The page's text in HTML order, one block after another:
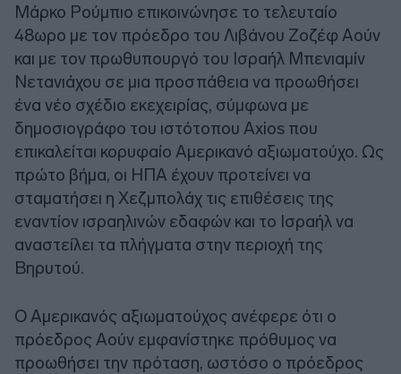
Μάρκο Ρούμπιο επικοινώνησε το τελευταίο
48ωρο με τον πρόεδρο του Λιβάνου Ζοζέφ Αούν
και με τον πρωθυπουργό του Ισραήλ Μπενιαμίν
Νετανιάχου σε μια προσπάθεια να προωθήσει
ένα νέο σχέδιο εκεχειρίας, σύμφωνα με
δημοσιογράφο του ιστότοπου Axios που
επικαλείται κορυφαίο Αμερικανό αξιωματούχο. Ως
πρώτο βήμα, οι ΗΠΑ έχουν προτείνει να
σταματήσει η Χεζμπολάχ τις επιθέσεις της
εναντίον ισραηλινών εδαφών και το Ισραήλ να
αναστείλει τα πλήγματα στην περιοχή της
Βηρυτού.
Ο Αμερικανός αξιωματούχος ανέφερε ότι ο
πρόεδρος Αούν εμφανίστηκε πρόθυμος να
προωθήσει την πρόταση, ωστόσο ο πρόεδρος